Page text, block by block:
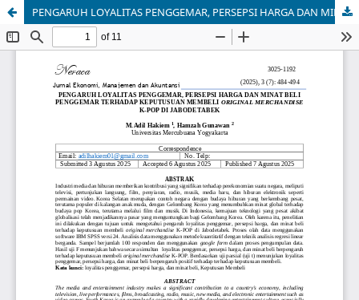
PENGARUH LOYALITAS PENGGEMAR, PERSEPSI HARGA DAN MINAT BELI PENGGEMAR TERHADAP KEPUTUSUAN MEMBELI ORIGINAL MERCHANDISE K-POP DI JABODETABEK